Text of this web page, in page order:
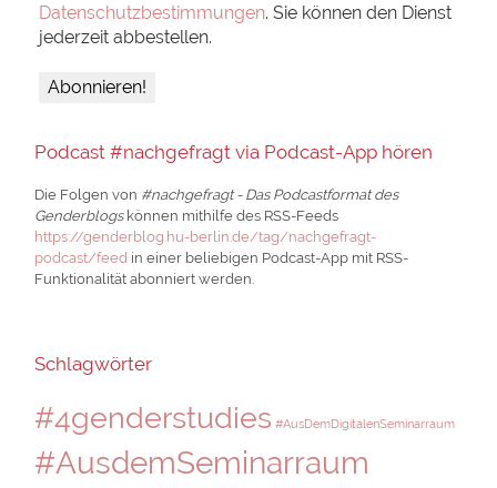
Datenschutzbestimmungen. Sie können den Dienst
jederzeit abbestellen.
Podcast #nachgefragt via Podcast-App hören
Die Folgen von #nachgefragt - Das Podcastformat des
Genderblogskönnen mithilfe des RSS-Feeds
https://genderblog.hu-berlin.de/tag/nachgefragt-
podcast/feed in einer beliebigen Podcast-App mit RSS-
Funktionalität abonniert werden.
Schlagwörter
#4genderstudies #AusDemDigitalenSeminarraum
#AusdemSeminarraum